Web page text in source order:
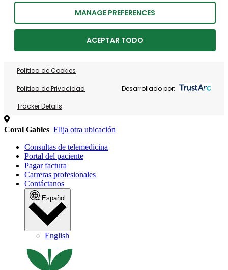
MANAGE PREFERENCES
ACEPTAR TODO
Política de Cookies
Política de Privacidad
Tracker Details
Desarrollado por:
Coral Gables Elija otra ubicación
Consultas de telemedicina
Portal del paciente
Pagar factura
Carreras profesionales
Contáctanos
Español
English